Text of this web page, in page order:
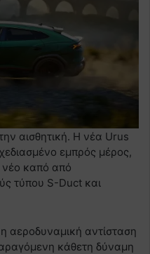
αισθητική. Η νέα Urus
εμπρός μέρος,
νέο καπό από
τύπου S-Duct και
αεροδυναμική αντίσταση
κάθετη δύναμη